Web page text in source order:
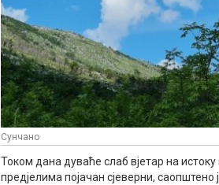
Сунчано
Током дана дуваће слаб вјетар на истоку
предјелима појачан сјеверни,